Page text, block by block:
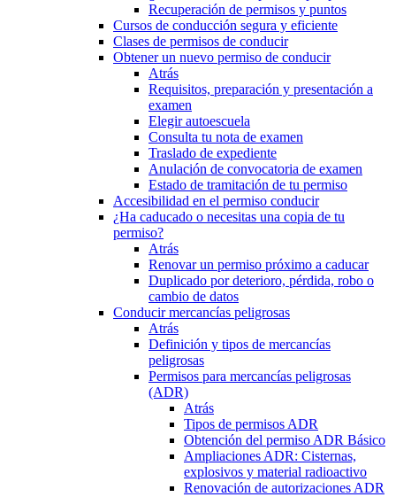
Recuperación de permisos y puntos
Cursos de conducción segura y eficiente
Clases de permisos de conducir
Obtener un nuevo permiso de conducir
Atrás
Requisitos, preparación y presentación a
examen
Elegir autoescuela
Consulta tu nota de examen
Traslado de expediente
Anulación de convocatoria de examen
Estado de tramitación de tu permiso
Accesibilidad en el permiso conducir
¿Ha caducado o necesitas una copia de tu
permiso?
Atrás
Renovar un permiso próximo a caducar
Duplicado por deterioro, pérdida, robo o
cambio de datos
Conducir mercancías peligrosas
Atrás
Definición y tipos de mercancías
peligrosas
Permisos para mercancías peligrosas
(ADR)
Atrás
Tipos de permisos ADR
Obtención del permiso ADR Básico
Ampliaciones ADR: Cisternas,
explosivos y material radioactivo
Renovación de autorizaciones ADR